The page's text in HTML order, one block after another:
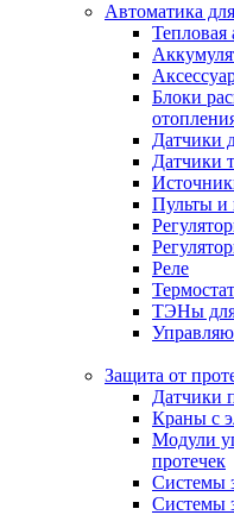
Автоматика
Тепловая
Блоки
Датчики
Датчики
Пульты и
Реле
ТЭНы для
Защита от
Датчики
Краны с
Модули
протечек
Системы
Системы